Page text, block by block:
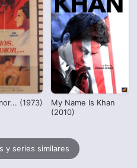
(1973)
My Name Is Khan
(2010)
y series similares